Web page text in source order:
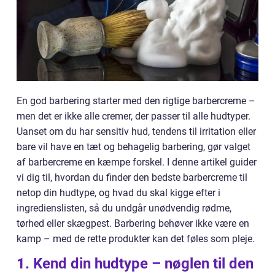
En god barbering starter med den rigtige barbercreme –
men det er ikke alle cremer, der passer til alle hudtyper.
Uanset om du har sensitiv hud, tendens til irritation eller
bare vil have en tæt og behagelig barbering, gør valget
af barbercreme en kæmpe forskel. I denne artikel guider
vi dig til, hvordan du finder den bedste barbercreme til
netop din hudtype, og hvad du skal kigge efter i
ingredienslisten, så du undgår unødvendig rødme,
tørhed eller skægpest. Barbering behøver ikke være en
kamp – med de rette produkter kan det føles som pleje.
1. Kend din hudtype – nøglen til den